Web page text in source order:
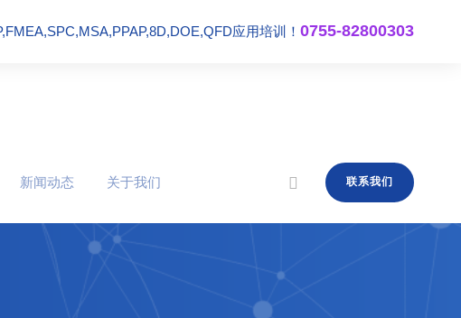
应用培训！ 0755-82800303
新闻动态 关于我们 联系我们